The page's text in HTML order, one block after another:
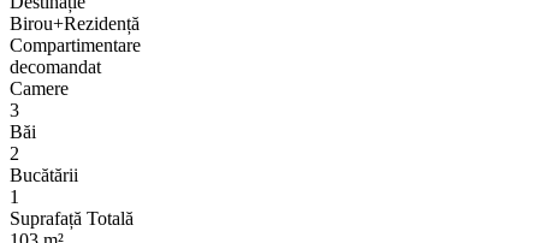
Birou+Rezidență
Compartimentare
decomandat
Camere
3
Băi
2
Bucătării
1
Suprafață Totală